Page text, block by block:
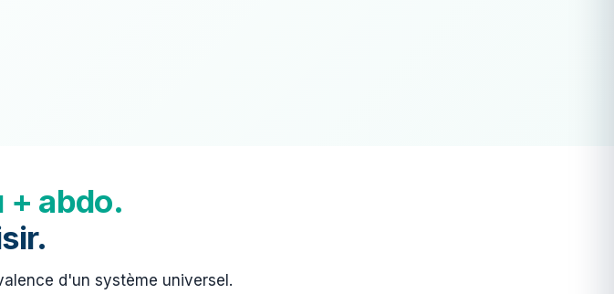
+ abdo.
d'un système universel.